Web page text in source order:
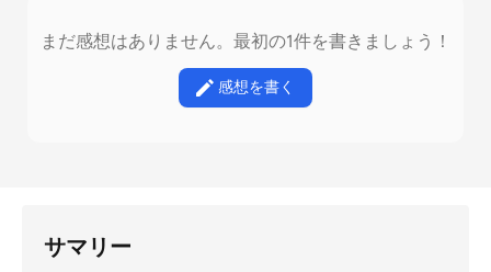
まだ感想はありません。最初の1件を書きましょう！
感想を書く
サマリー